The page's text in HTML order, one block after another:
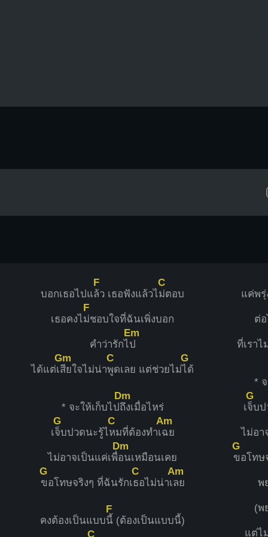
บอกเธอไปแ
F
ล้ว เธอฟังแล้วไ
C
ม่ตอบ
เธอคงไ
F
ม่ชอบใจที่ฉันเพิ่งบอก
คำว่ารักไ
Em
ป
ได้แต่เ
Gm
สียใจไม่น่า
C
พูดเลย แต่ช่วยไม่
G
ได้
* จะให้เก็บไป
Dm
ถึงเมื่อไหร่
เ
G
จ็บปวดนะรู้ไ
C
หมที่ต้องทำเ
Am
ฉย
ไม่อาจเป็นแค่เพื่
Dm
อนเหมือนเคย
G
ขอโทษจริงๆ ที่ฉันรักเ
C
ธอไม่น่าเ
Am
ลย
คงต้องเป็นแบบ
F
นี้ (ต้องเป็นแบบนี้)
C
แค่พรุ่
ต่
ที่เราไ
*
เ
G
จ็บป
ไม่อา
G
ขอโทษ
พ
(พ
แต่ไ